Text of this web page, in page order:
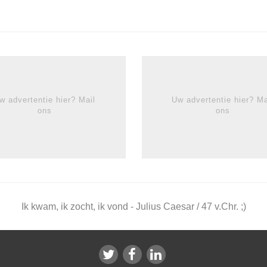
advertentie hier? Mail
ons
Uw advertentie hier?
ons
Ik kwam, ik zocht, ik vond - Julius Caesar / 47 v.Chr. ;)